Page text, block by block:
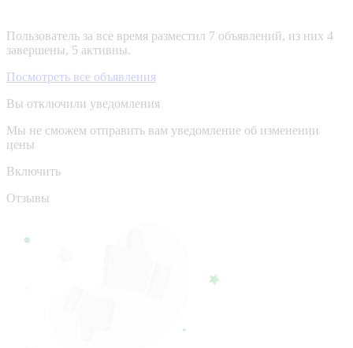
Пользователь за все время разместил 7 объявлений, из них 4
завершены, 5 активны.
Посмотреть все объявления
Вы отключили уведомления
Мы не сможем отправить вам уведомление об изменении
цены
Включить
Отзывы